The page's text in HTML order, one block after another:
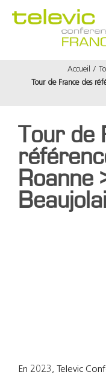
Accueil
Tour de France des
Tour de
Roanne
En 2023, Televic